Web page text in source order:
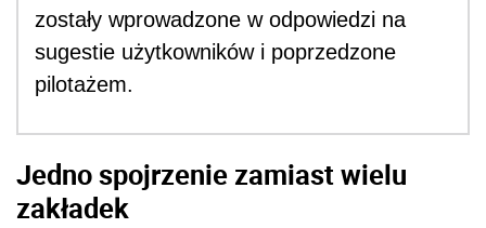
zostały wprowadzone w odpowiedzi na
sugestie użytkowników i poprzedzone
pilotażem.
Jedno spojrzenie zamiast wielu
zakładek